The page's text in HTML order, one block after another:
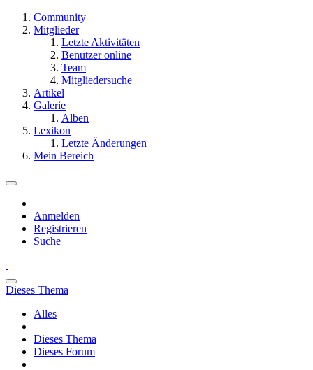
Community
Mitglieder
Letzte Aktivitäten
Benutzer online
Team
Mitgliedersuche
Artikel
Galerie
Alben
Lexikon
Letzte Änderungen
Mein Bereich
Anmelden
Registrieren
Suche
Dieses Thema
Alles
Dieses Thema
Dieses Forum